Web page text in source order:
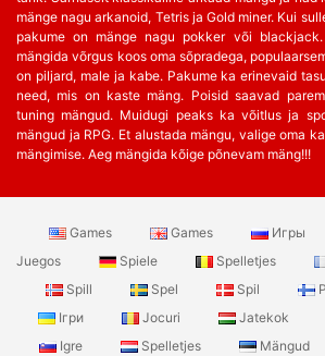
mänge nagu arkanoid, Tetris ja Gold miner. Kui
pakume on mänge nagu pokker või
mängida võrgus koos oma sõpradega,
on piljard, male ja kabe. Pakume ka erinevaid
need, mis on kaste mäng. Poisid saavad
tuning mängud. Muidugi peaks ka võitlus ja
mängud ja RPG. Et alustada mängu, valige oma
mängimise. Aeg mängida kõige põnevam mäng!!!
Games Games Игры
Juegos
Spiele Spelletjes
Spill
Spel Spil
Ігри
Jocuri Jatekok
Igre
Spelletjes Mängud